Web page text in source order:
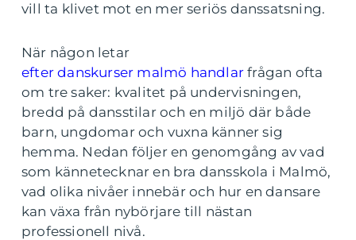
vill ta klivet mot en mer seriös danssatsning.
När någon letar
efter danskurser malmö handlar frågan ofta
om tre saker: kvalitet på undervisningen,
bredd på dansstilar och en miljö där både
barn, ungdomar och vuxna känner sig
hemma. Nedan följer en genomgång av vad
som kännetecknar en bra dansskola i Malmö,
vad olika nivåer innebär och hur en dansare
kan växa från nybörjare till nästan
professionell nivå.